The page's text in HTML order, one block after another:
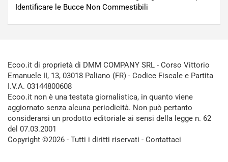
Identificare le Bucce Non Commestibili
Ecoo.it di proprietà di DMM COMPANY SRL - Corso Vittorio
Emanuele II, 13, 03018 Paliano (FR) - Codice Fiscale e Partita
I.V.A. 03144800608
Ecoo.it non è una testata giornalistica, in quanto viene
aggiornato senza alcuna periodicità. Non può pertanto
considerarsi un prodotto editoriale ai sensi della legge n. 62
del 07.03.2001
Copyright ©2026 - Tutti i diritti riservati - Contattaci